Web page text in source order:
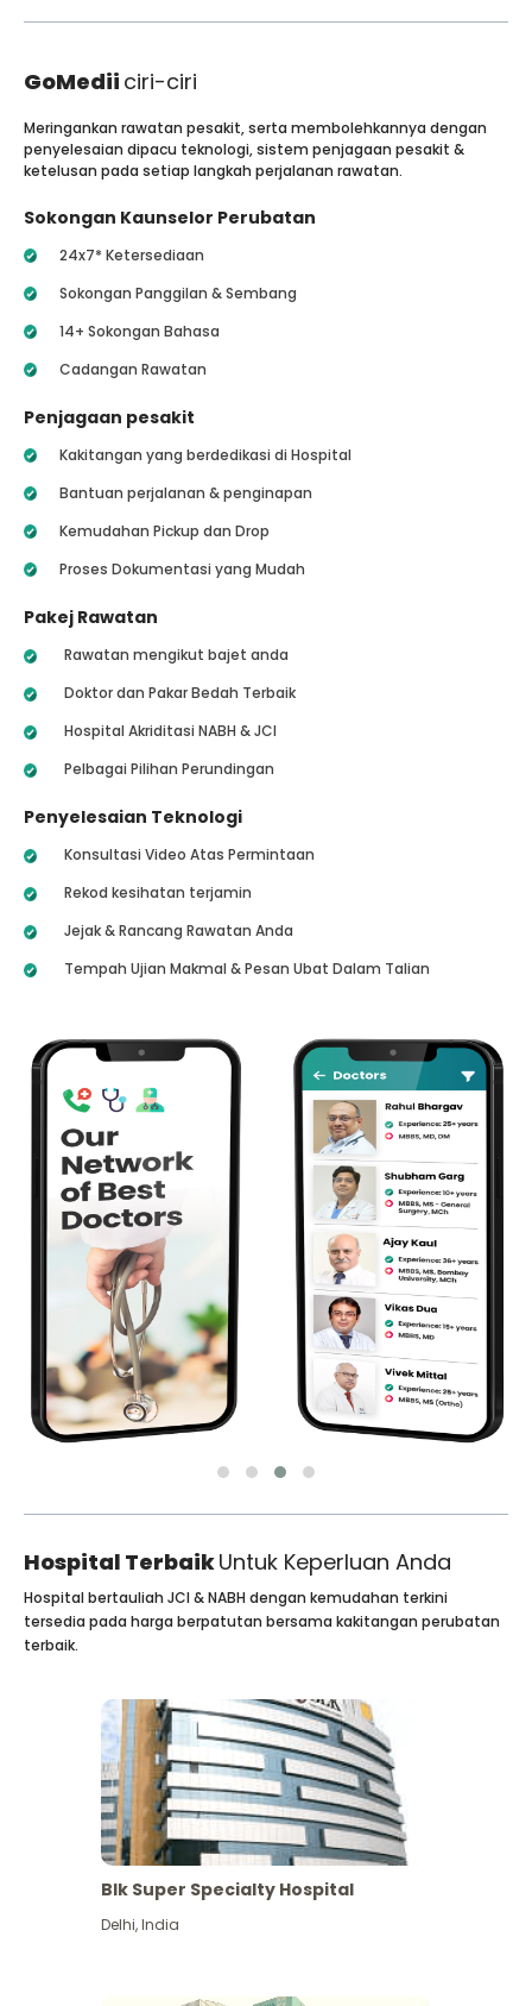
GoMedii ciri-ciri
Meringankan rawatan pesakit, serta membolehkannya dengan
penyelesaian dipacu teknologi, sistem penjagaan pesakit &
ketelusan pada setiap langkah perjalanan rawatan.
Sokongan Kaunselor Perubatan
24x7* Ketersediaan
Sokongan Panggilan & Sembang
14+ Sokongan Bahasa
Cadangan Rawatan
Penjagaan pesakit
Kakitangan yang berdedikasi di Hospital
Bantuan perjalanan & penginapan
Kemudahan Pickup dan Drop
Proses Dokumentasi yang Mudah
Pakej Rawatan
Rawatan mengikut bajet anda
Doktor dan Pakar Bedah Terbaik
Hospital Akriditasi NABH & JCI
Pelbagai Pilihan Perundingan
Penyelesaian Teknologi
Konsultasi Video Atas Permintaan
Rekod kesihatan terjamin
Jejak & Rancang Rawatan Anda
Tempah Ujian Makmal & Pesan Ubat Dalam Talian
Hospital TerbaikUntuk Keperluan Anda
Hospital bertauliah JCI & NABH dengan kemudahan terkini
tersedia pada harga berpatutan bersama kakitangan perubatan
terbaik.
Blk Super Specialty Hospital
Delhi,India